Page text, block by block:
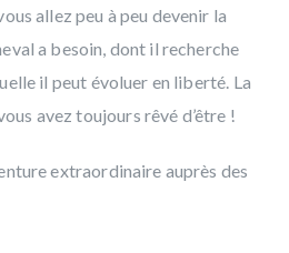
allez peu à peu devenir la
a besoin, dont il recherche
il peut évoluer en liberté. La
avez toujours rêvé d’être !
extraordinaire auprès des